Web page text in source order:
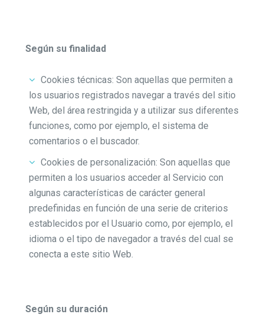
Según su finalidad
Cookies técnicas: Son aquellas que permiten a
los usuarios registrados navegar a través del sitio
Web, del área restringida y a utilizar sus diferentes
funciones, como por ejemplo, el sistema de
comentarios o el buscador.
Cookies de personalización: Son aquellas que
permiten a los usuarios acceder al Servicio con
algunas características de carácter general
predefinidas en función de una serie de criterios
establecidos por el Usuario como, por ejemplo, el
idioma o el tipo de navegador a través del cual se
conecta a este sitio Web.
Según su duración